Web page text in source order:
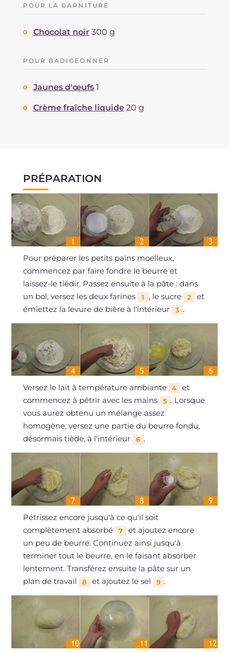
POUR LA GARNITURE
Chocolat noir 300 g
POUR BADIGEONNER
Jaunes d'œufs 1
Crème fraîche liquide 20 g
PRÉPARATION
Pour préparer les petits pains moelleux,
commencez par faire fondre le beurre et
laissez-le tiédir. Passez ensuite à la pâte : dans
un bol, versez les deux farines
1 , le sucre 2
et
émiettez la levure de bière à l'intérieur
3 .
Versez le lait à température ambiante 4
et
commencez à pétrir avec les mains
5 . Lorsque
vous aurez obtenu un mélange assez
homogène, versez une partie du beurre fondu,
désormais tiède, à l'intérieur
6 .
Pétrissez encore jusqu'à ce qu'il soit
complètement absorbé
7
et ajoutez encore
un peu de beurre. Continuez ainsi jusqu'à
terminer tout le beurre, en le faisant absorber
lentement. Transférez ensuite la pâte sur un
plan de travail
8 et ajoutez le sel 9 .